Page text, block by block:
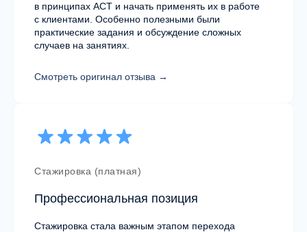
в принципах ACT и начать применять их в работе
с клиентами. Особенно полезными были
практические задания и обсуждение сложных
случаев на занятиях.
Смотреть оригинал отзыва →
Стажировка (платная)
Профессиональная позиция
Стажировка стала важным этапом перехода
+7
Если вы не уверены, с чего начать —
напишите нам. Поможем определить точку
входа и подскажем подходящий формат.